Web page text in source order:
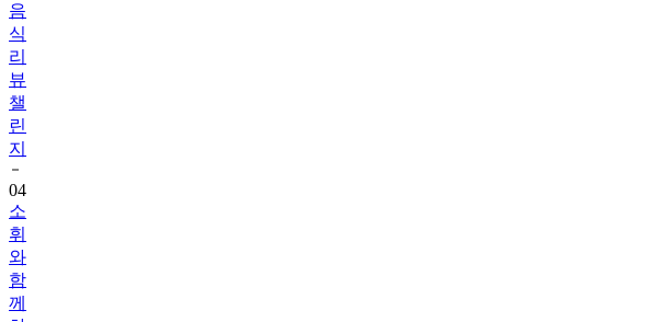
리
뷰
챌
린
지
04
소
휘
와
함
께
하
는